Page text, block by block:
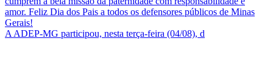
A ADEP-MG participou, nesta terça-feira (04/08), d